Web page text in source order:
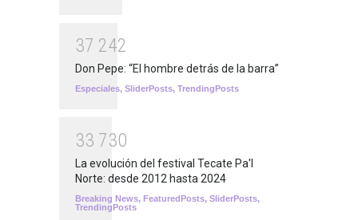
37 242
Don Pepe: “El hombre detrás de la barra”
Especiales, SliderPosts, TrendingPosts
33 730
La evolución del festival Tecate Pa'l
Norte: desde 2012 hasta 2024
Breaking News, FeaturedPosts, SliderPosts,
TrendingPosts